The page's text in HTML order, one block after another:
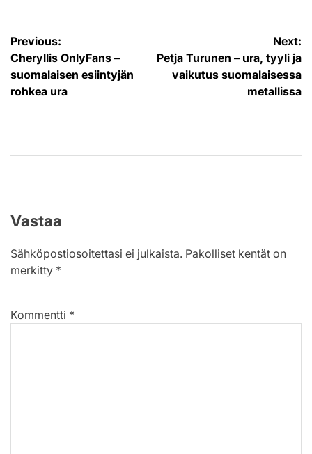
Artikkelien
selaus
Previous:
Cheryllis OnlyFans –
suomalaisen esiintyjän
rohkea ura
Next:
Petja Turunen – ura, tyyli ja
vaikutus suomalaisessa
metallissa
Vastaa
Sähköpostiosoitettasi ei julkaista. Pakolliset kentät on
merkitty *
Kommentti *